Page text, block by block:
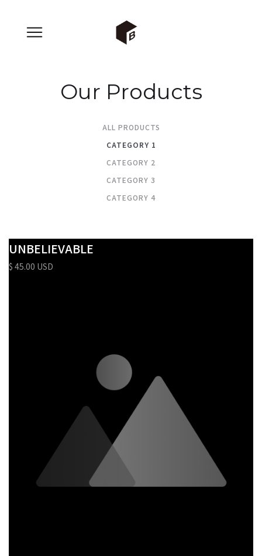
Our Products
ALL PRODUCTS
CATEGORY 1
CATEGORY 2
CATEGORY 3
CATEGORY 4
UNBELIEVABLE
$ 45.00 USD